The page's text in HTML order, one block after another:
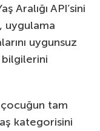
Aralığı API’sini
uygulama
uygunsuz
bilgilerini
çocuğun tam
kategorisini